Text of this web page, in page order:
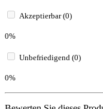
Akzeptierbar (0)
0%
Unbefriedigend (0)
0%